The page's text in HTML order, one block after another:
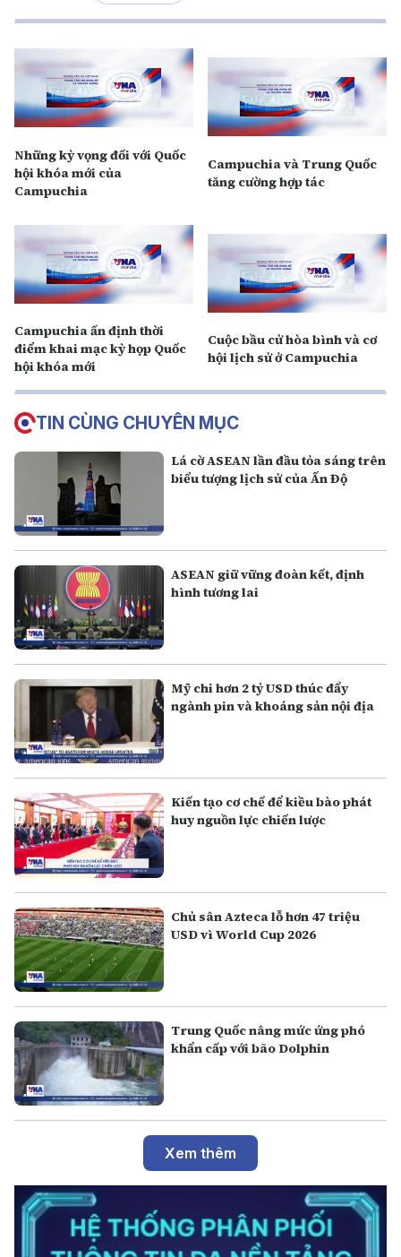
Những kỳ vọng đối với Quốc
hội khóa mới của
Campuchia
Campuchia và Trung Quốc
tăng cường hợp tác
Campuchia ấn định thời
điểm khai mạc kỳ họp Quốc
hội khóa mới
Cuộc bầu cử hòa bình và cơ
hội lịch sử ở Campuchia
TIN CÙNG CHUYÊN MỤC
Lá cờ ASEAN lần đầu tỏa sáng trên
biểu tượng lịch sử của Ấn Độ
ASEAN giữ vững đoàn kết, định
hình tương lai
Mỹ chi hơn 2 tỷ USD thúc đẩy
ngành pin và khoáng sản nội địa
Kiến tạo cơ chế để kiều bào phát
huy nguồn lực chiến lược
Chủ sân Azteca lỗ hơn 47 triệu
USD vì World Cup 2026
Trung Quốc nâng mức ứng phó
khẩn cấp với bão Dolphin
Xem thêm